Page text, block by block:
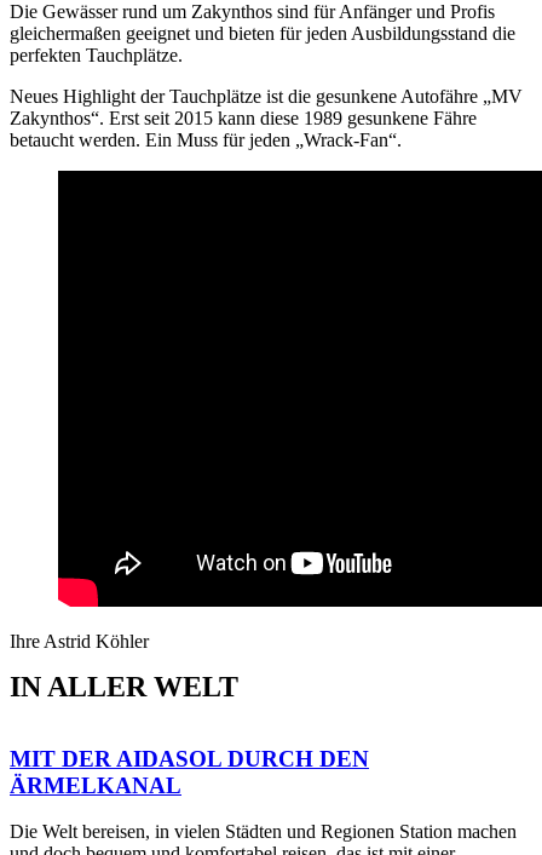
Die Gewässer rund um Zakynthos sind für Anfänger und Profis
gleichermaßen geeignet und bieten für jeden Ausbildungsstand die
perfekten Tauchplätze.
Neues Highlight der Tauchplätze ist die gesunkene Autofähre „MV
Zakynthos“. Erst seit 2015 kann diese 1989 gesunkene Fähre
betaucht werden. Ein Muss für jeden „Wrack-Fan“.
Ihre Astrid Köhler
IN ALLER WELT
MIT DER AIDASOL DURCH DEN
ÄRMELKANAL
Die Welt bereisen, in vielen Städten und Regionen Station machen